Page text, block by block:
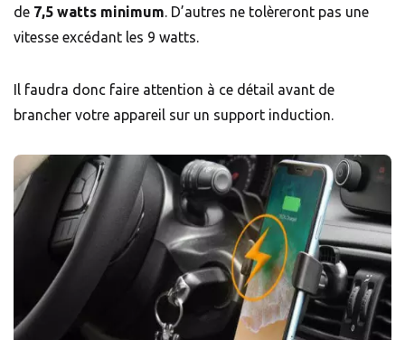
de 7,5 watts minimum. D’autres ne tolèreront pas une
vitesse excédant les 9 watts.
Il faudra donc faire attention à ce détail avant de
brancher votre appareil sur un support induction.